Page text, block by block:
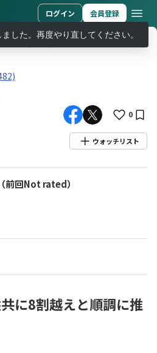
ログイン 会員登録
12期3Q速報
0
ウォッチリスト
（前回Not rated）
に8割越えと順調に推
した。再度やり直してください。